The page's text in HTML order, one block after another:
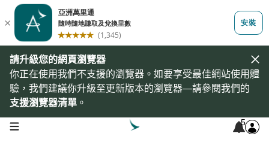
請升級您的網頁瀏覽器
你正在使用我們不支援的瀏覽器。如要享受最佳網站使用體
驗，我們建議你升級至更新版本的瀏覽器—請參閱我們的
支援瀏覽器清單 。
open navigation menu 5